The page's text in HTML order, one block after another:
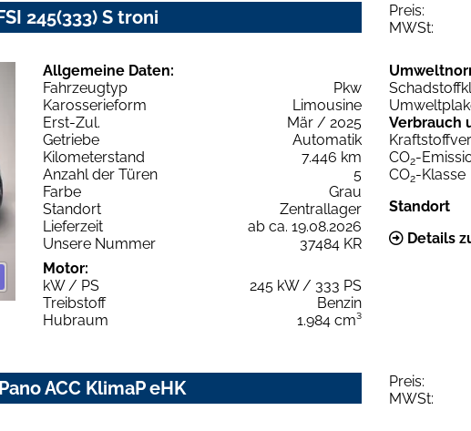
245(333) S troni Preis:
MWSt:
Allgemeine Daten:
Fahrzeugtyp
Pkw
Karosserieform
Limousine
Erst-Zul.
Mär / 2025
Getriebe
Automatik
Kilometerstand
7.446 km
Anzahl der Türen
5
Farbe
Grau
Standort
Zentrallager
Lieferzeit
ab ca. 19.08.2026
Unsere Nummer
37484 KR
Motor:
kW / PS
245 kW / 333 PS
Treibstoff
Benzin
Hubraum
1.984 cm³
Verbrauch
CO2-
CO2-Klasse
Standort
Details
ACC KlimaP eHK Preis:
MWSt: